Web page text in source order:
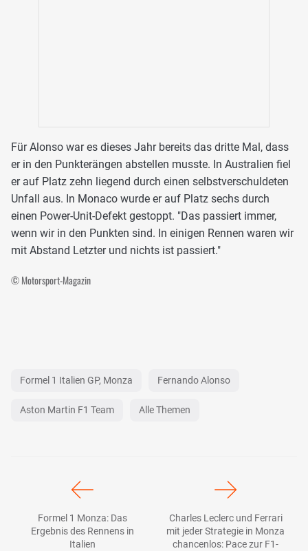
Für Alonso war es dieses Jahr bereits das dritte Mal, dass
er in den Punkterängen abstellen musste. In Australien fiel
er auf Platz zehn liegend durch einen selbstverschuldeten
Unfall aus. In Monaco wurde er auf Platz sechs durch
einen Power-Unit-Defekt gestoppt. "Das passiert immer,
wenn wir in den Punkten sind. In einigen Rennen waren wir
mit Abstand Letzter und nichts ist passiert."
© Motorsport-Magazin
Formel 1 Italien GP, Monza Fernando Alonso
Aston Martin F1 Team Alle Themen
Formel 1 Monza: Das
Ergebnis des Rennens in
Italien
Charles Leclerc und Ferrari
mit jeder Strategie in Monza
chancenlos: Pace zur F1-